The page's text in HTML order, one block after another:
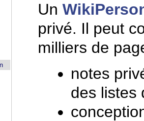
Un
privé. Il peut
milliers de
notes
des listes